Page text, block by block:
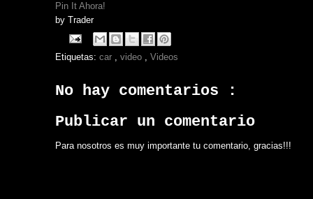
Pin It Ahora!
by Trader
Etiquetas: car video Videos
No hay comentarios :
Publicar un comentario
Para nosotros es muy importante tu comentario, gracias!!!